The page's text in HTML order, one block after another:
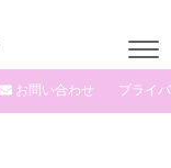
お問い合わせ プライ